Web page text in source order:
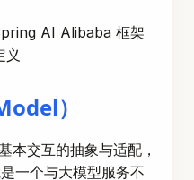
AI Alibaba 框架
义
）
本交互的抽象与适配，
一个与大模型服务不